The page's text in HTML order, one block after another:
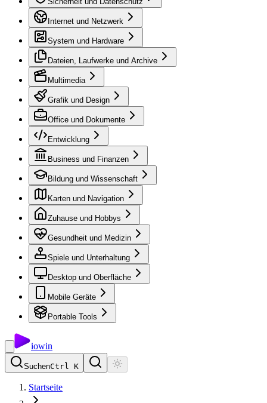
Internet und Netzwerk
System und Hardware
Dateien, Laufwerke und Archive
Multimedia
Grafik und Design
Office und Dokumente
Entwicklung
Business und Finanzen
Bildung und Wissenschaft
Karten und Navigation
Zuhause und Hobbys
Gesundheit und Medizin
Spiele und Unterhaltung
Desktop und Oberfläche
Mobile Geräte
Portable Tools
iowin
SuchenCtrl K
Startseite